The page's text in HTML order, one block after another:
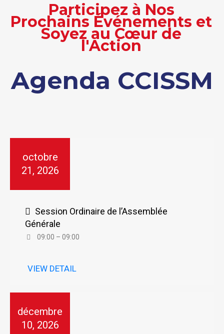
Participez à Nos
Prochains Événements et
Soyez au Cœur de
l'Action
Agenda CCISSM
octobre
21, 2026
Session Ordinaire de l’Assemblée
Générale
09:00 – 09:00
VIEW DETAIL
décembre
10, 2026